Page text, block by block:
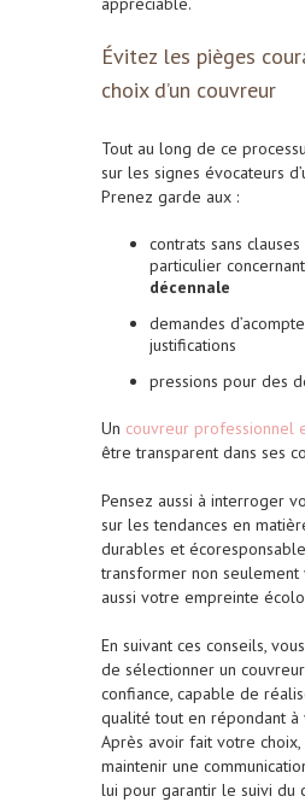
Évitez les pièges
choix d’un couvreur
Tout au long de ce
sur les signes évocateurs
Prenez garde aux :
contrats sans
particulier
décennale
demandes
justifications
pressions pour des
Un couvreur professionnel
être transparent dans ses
Pensez aussi à interroger
sur les tendances en
durables et
transformer non seulement
aussi votre empreinte
En suivant ces conseils,
de sélectionner un
confiance, capable de
qualité tout en répondant à
Après avoir fait votre choix,
maintenir une
lui pour garantir le suivi du